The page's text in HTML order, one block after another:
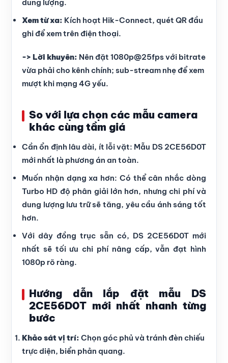
dung lượng.
Xem từ xa: Kích hoạt Hik-Connect, quét QR đầu
ghi để xem trên điện thoại.
-> Lời khuyên: Nên đặt 1080p@25fps với bitrate
vừa phải cho kênh chính; sub-stream nhẹ để xem
mượt khi mạng 4G yếu.
So với lựa chọn các mẫu camera
khác cùng tầm giá
Cần ổn định lâu dài, ít lỗi vặt: Mẫu DS 2CE56D0T
mới nhất là phương án an toàn.
Muốn nhận dạng xa hơn: Có thể cân nhắc dòng
Turbo HD độ phân giải lớn hơn, nhưng chi phí và
dung lượng lưu trữ sẽ tăng, yêu cầu ánh sáng tốt
hơn.
Với dây đồng trục sẵn có, DS 2CE56D0T mới
nhất sẽ tối ưu chi phí nâng cấp, vẫn đạt hình
1080p rõ ràng.
Hướng dẫn lắp đặt mẫu DS
2CE56D0T mới nhất nhanh từng
bước
Khảo sát vị trí: Chọn góc phủ và tránh đèn chiếu
trực diện, biển phản quang.